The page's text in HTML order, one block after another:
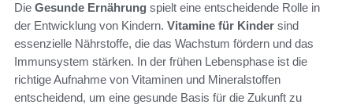
Die Gesunde Ernährung spielt eine entscheidende Rolle in
der Entwicklung von Kindern. Vitamine für Kinder sind
essenzielle Nährstoffe, die das Wachstum fördern und das
Immunsystem stärken. In der frühen Lebensphase ist die
richtige Aufnahme von Vitaminen und Mineralstoffen
entscheidend, um eine gesunde Basis für die Zukunft zu